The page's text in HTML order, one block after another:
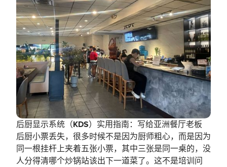
后厨显示系统（KDS）实用指南：写给亚洲餐厅老板
后厨小票丢失，很多时候不是因为厨师粗心，而是因为
同一根挂杆上夹着五张小票，其中三张是同一桌的，没
人分得清哪个炒锅站该出下一道菜了。这不是培训问